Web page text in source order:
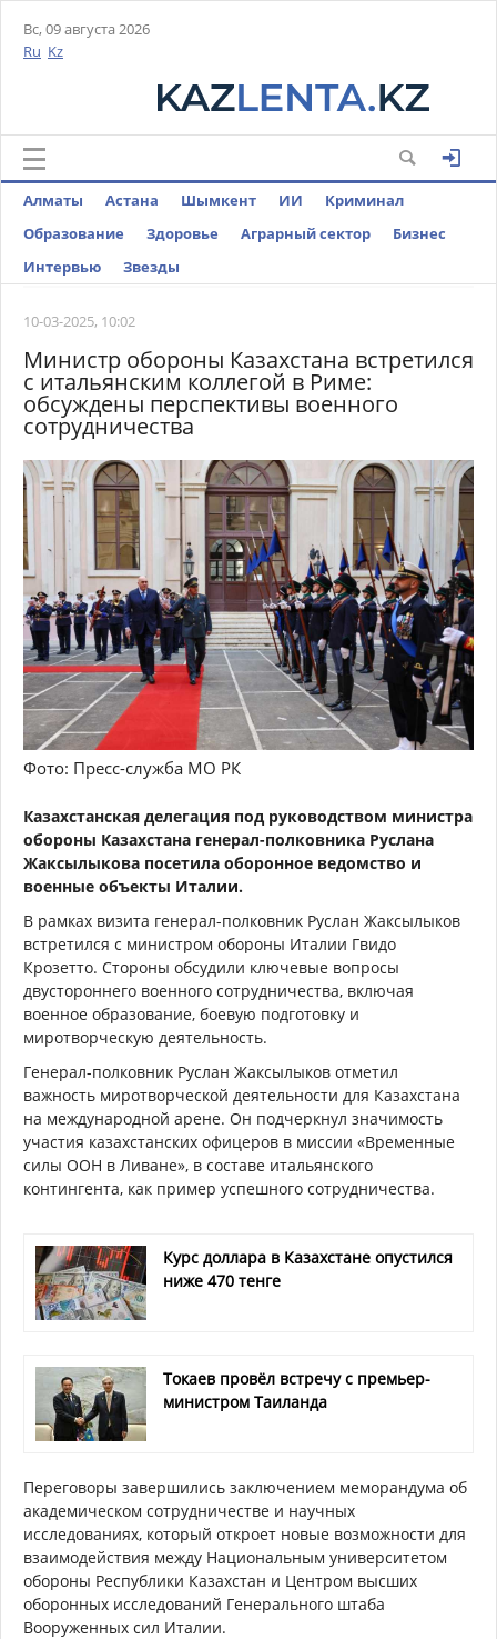
Вс, 09 августа 2026
Ru Kz
Алматы Астана Шымкент ИИ
Криминал
Образование
Здоровье Аграрный сектор
Бизнес
Интервью
Звезды
10-03-2025, 10:02
Министр обороны Казахстана встретился
с итальянским коллегой в Риме:
обсуждены перспективы военного
сотрудничества
Фото: Пресс-служба МО РК
Казахстанская делегация под руководством министра
обороны Казахстана генерал-полковника Руслана
Жаксылыкова посетила оборонное ведомство и
военные объекты Италии.
В рамках визита генерал-полковник Руслан Жаксылыков
встретился с министром обороны Италии Гвидо
Крозетто. Стороны обсудили ключевые вопросы
двустороннего военного сотрудничества, включая
военное образование, боевую подготовку и
миротворческую деятельность.
Генерал-полковник Руслан Жаксылыков отметил
важность миротворческой деятельности для Казахстана
на международной арене. Он подчеркнул значимость
участия казахстанских офицеров в миссии «Временные
силы ООН в Ливане», в составе итальянского
контингента, как пример успешного сотрудничества.
Курс доллара в Казахстане опустился
ниже 470 тенге
Токаев провёл встречу с премьер-
министром Таиланда
Переговоры завершились заключением меморандума об
академическом сотрудничестве и научных
исследованиях, который откроет новые возможности для
взаимодействия между Национальным университетом
обороны Республики Казахстан и Центром высших
оборонных исследований Генерального штаба
Вооруженных сил Италии.